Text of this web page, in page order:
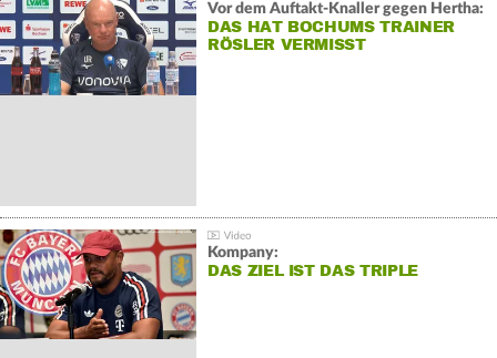
Vor dem Auftakt-Knaller gegen Hertha:
DAS HAT BOCHUMS TRAINER
RÖSLER VERMISST
Kompany:
DAS ZIEL IST DAS TRIPLE